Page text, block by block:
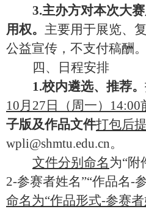
3.主办方对本次大
用权。 主要用于展览、
公益宣传，不支付稿酬。
四、
日程安排
1.校内遴选、推荐。
10月 27 日（周一） 14:00
子版及作品文件打包后
wpli@shmtu.edu.cn。
文件分别命名为“附
2-参赛者姓名”“作品名-
命名为“作品形式-参赛